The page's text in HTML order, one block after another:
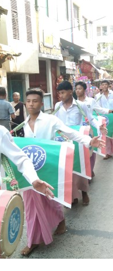
支援先からのおたよ
中東関連
パレスチナを知って
映画「BE FREE!」
世界平和なう
EIKOの中東訪問記